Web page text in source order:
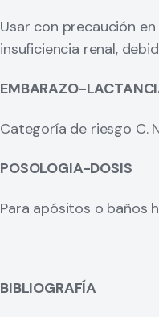
Usar con precaución
insuficiencia renal,
EMBARAZO-
Categoría de riesgo C.
POSOLOGIA-DOSIS
Para apósitos o baños
BIBLIOGRAFÍA